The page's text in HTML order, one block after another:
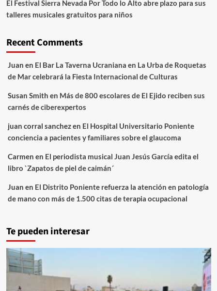
El Festival Sierra Nevada Por Todo lo Alto abre plazo para sus
talleres musicales gratuitos para niños
Recent Comments
Juan en El Bar La Taverna Ucraniana en La Urba de Roquetas
de Mar celebrará la Fiesta Internacional de Culturas
Susan Smith en Más de 800 escolares de El Ejido reciben sus
carnés de ciberexpertos
juan corral sanchezen El Hospital Universitario Poniente
conciencia a pacientes y familiares sobre el glaucoma
Carmen en El periodista musical Juan Jesús García edita el
libro `Zapatos de piel de caimán´
Juan en El Distrito Poniente refuerza la atención en patología
de mano con más de 1.500 citas de terapia ocupacional
Te pueden interesar